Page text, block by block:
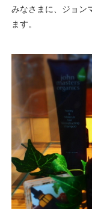
みなさまに、ジョン
ます。